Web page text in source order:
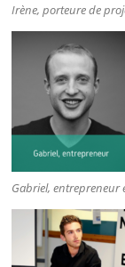
Irène, porteure de
Gabriel, entrepreneur